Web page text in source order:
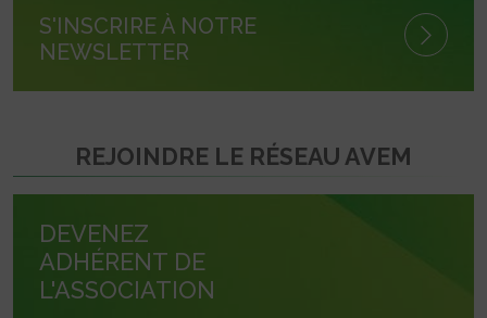
S'INSCRIRE À NOTRE
NEWSLETTER
REJOINDRE LE RÉSEAU AVEM
DEVENEZ
ADHÉRENT DE
L'ASSOCIATION